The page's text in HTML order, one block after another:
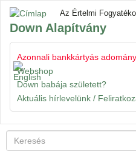
Ugrás
tartalomra
Az Értelmi
Down Alapítvány
Gyorslinkek
Azonnali bankkártyás
Webshop
Down babája született?
Aktuális hírlevelünk /
Keresés